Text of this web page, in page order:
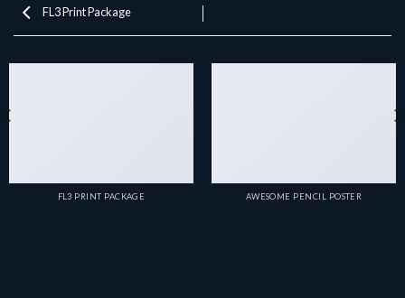
FL3 Print Package
FL3 PRINT PACKAGE AWESOME PENCIL POSTER